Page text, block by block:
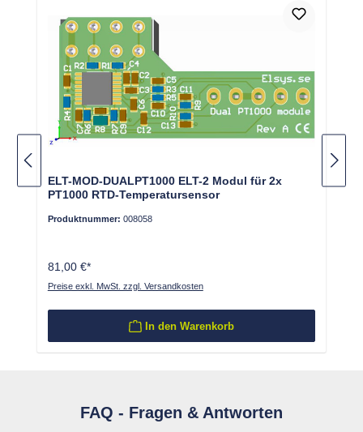
ELT-MOD-DUALPT1000 ELT-2 Modul für 2x
PT1000 RTD-Temperatursensor
Produktnummer: 008058
81,00 €*
Preise exkl. MwSt. zzgl. Versandkosten
In den Warenkorb
FAQ - Fragen & Antworten